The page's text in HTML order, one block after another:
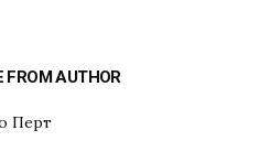
FROM AUTHOR
Перт